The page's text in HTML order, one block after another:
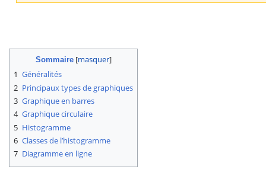
Sommaire
1 Généralités
2 Principaux types de graphiques
3 Graphique en barres
4 Graphique circulaire
5 Histogramme
6 Classes de l’histogramme
7 Diagramme en ligne